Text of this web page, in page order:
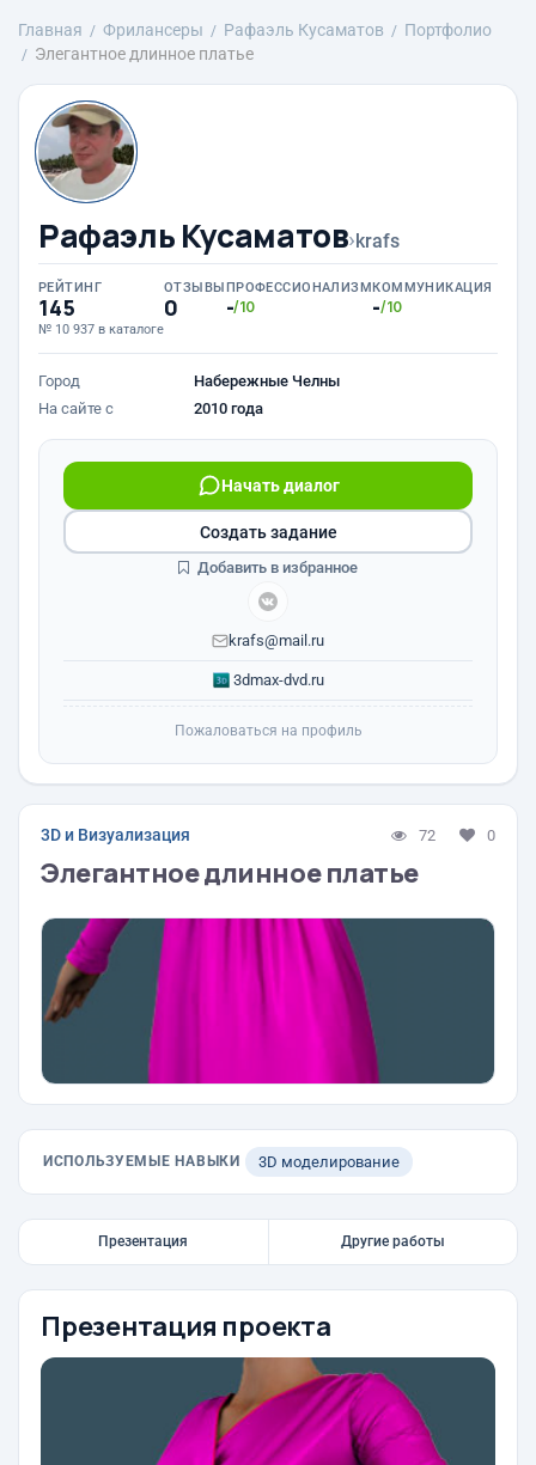
Главная Фрилансеры Рафаэль Кусаматов
Портфолио
Элегантное длинное платье
Рафаэль Кусаматов›krafs
РЕЙТИНГ
145
№ 10 937 в каталоге
ОТЗЫВЫ
0
ПРОФЕССИОНАЛИЗМ
-/10
КОММУНИКАЦИЯ
-/10
Город
Набережные Челны
На сайте с
2010 года
Начать диалог
krafs@mail.ru
3dmax-dvd.ru
Создать задание
Добавить в избранное
Пожаловаться на профиль
3D и Визуализация 72 0
Элегантное длинное платье
ИСПОЛЬЗУЕМЫЕ НАВЫКИ 3D моделирование
Презентация Другие работы
Презентация проекта